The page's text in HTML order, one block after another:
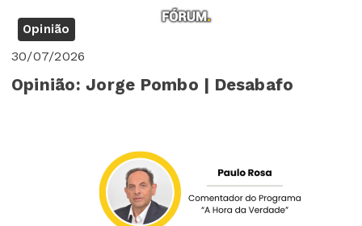
Opinião
30/07/2026
Opinião: Jorge Pombo | Desabafo